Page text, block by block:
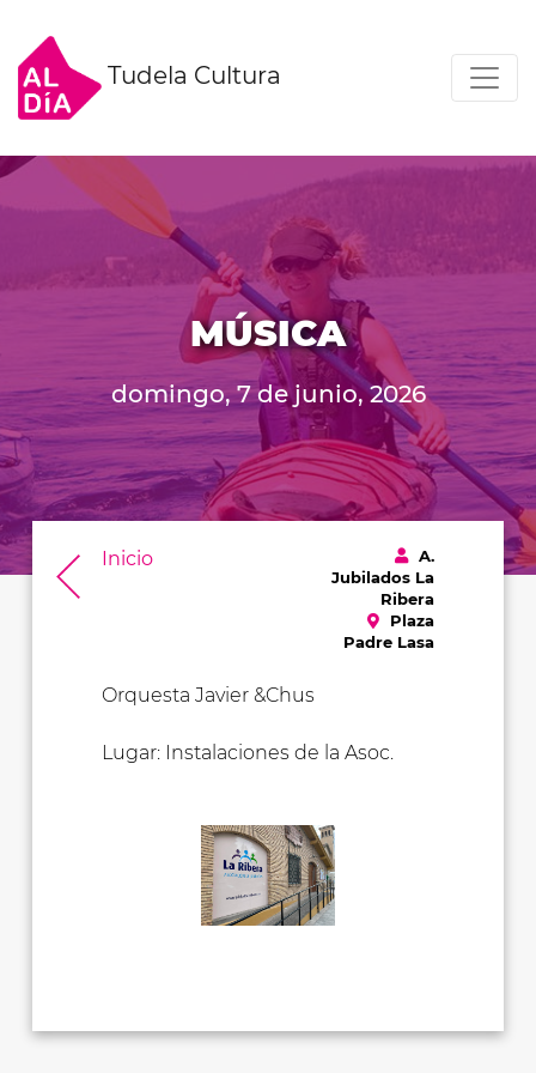
Tudela Cultura
MÚSICA
domingo, 7 de junio, 2026
Inicio
A.
Jubilados La
Ribera
Plaza
Padre Lasa
Orquesta Javier &Chus
Lugar: Instalaciones de la Asoc.